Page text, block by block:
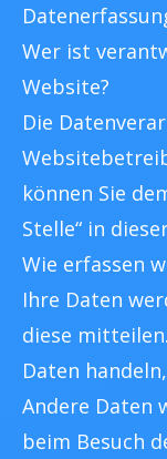
Wer ist
Website?
Die
können Sie
Stelle“ in
Wie erfassen
Ihre Daten
diese
Daten
Andere Daten
beim Besuch